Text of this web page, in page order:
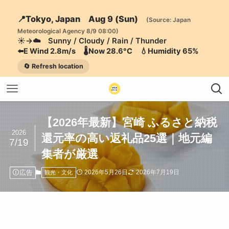
📍Tokyo, Japan Aug 9 (Sun)
(Source: Japan
Meteorological Agency 8/9 08:00)
☀️→☁️ Sunny / Cloudy / Rain / Thunder
⬅️E Wind 2.8m/s 🌡️Now 28.6°C 💧Humidity 65%
🔄 Refresh location
【2026年最新】宮崎 ふるさと納税
還元率の高い返礼品25選｜地元編
集者が厳選
2026
7/19
広告 観光・文化 2026年5月26日 2026年7月19日